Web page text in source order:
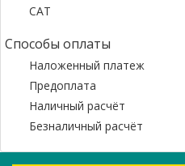
САТ
Способы оплаты
Наложенный платеж
Предоплата
Наличный расчёт
Безналичный расчёт